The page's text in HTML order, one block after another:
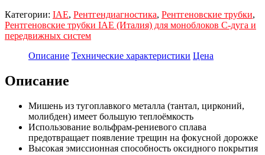
Категории: IAE, Рентгендиагностика, Рентгеновские трубки,
Рентгеновские трубки IAE (Италия) для моноблоков С-дуга и
передвижных систем
Описание Технические характеристики Цена
Описание
Мишень из тугоплавкого металла (тантал, цирконий,
молибден) имеет большую теплоёмкость
Использование вольфрам-рениевого сплава
предотвращает появление трещин на фокусной дорожке
Высокая эмиссионная способность оксидного покрытия